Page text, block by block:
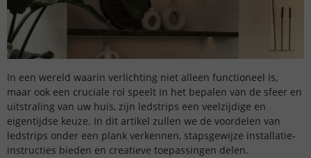
In een wereld waarin verlichting niet alleen functioneel is,
maar ook een cruciale rol speelt in het bepalen van de sfeer en
uitstraling van uw huis, zijn ledstrips een veelzijdige en
eigentijdse keuze. In dit artikel zullen we de voordelen van
ledstrips onder een plank verkennen, stapsgewijze installatie-
instructies bieden en creatieve toepassingen delen.